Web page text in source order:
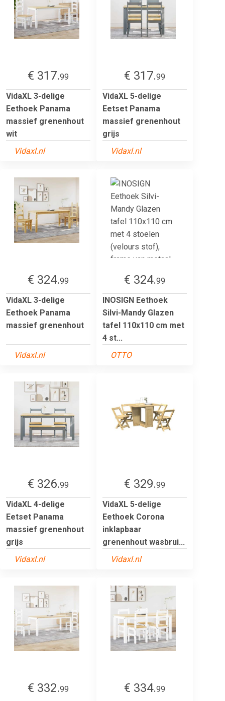
€ 317.99
VidaXL 3-delige
Eethoek Panama
massief grenenhout
wit
Vidaxl.nl
€ 317.99
VidaXL 5-delige
Eetset Panama
massief grenenhout
grijs
Vidaxl.nl
€ 324.99
VidaXL 3-delige
Eethoek Panama
massief grenenhout
Vidaxl.nl
€ 324.99
INOSIGN Eethoek
Silvi-Mandy Glazen
tafel 110x110 cm met
4 st...
OTTO
€ 326.99
VidaXL 4-delige
Eetset Panama
massief grenenhout
grijs
Vidaxl.nl
€ 329.99
VidaXL 5-delige
Eethoek Corona
inklapbaar
grenenhout wasbrui...
Vidaxl.nl
€ 332.99 € 334.99